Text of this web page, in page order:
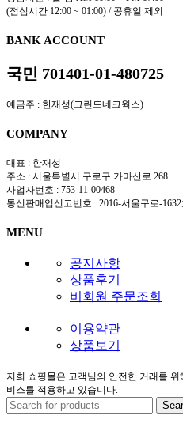
(점심시간 12:00 ~ 01:00) / 공휴일 제외
국민 701401-01-480725
예금주 : 한재성(그린드네크웍스)
COMPANY
주소 : 서울특별시 구로구 가마산로 268
통신판매업신고번호 : 2016-서울구로-1632
상품후기
비회원 주문조회
이용약관
상품보기